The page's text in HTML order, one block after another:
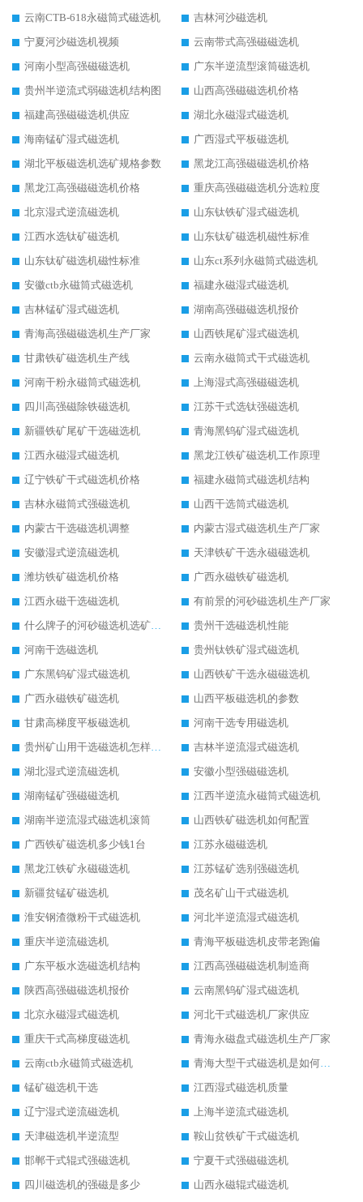
云南CTB-618永磁筒式磁选机
吉林河沙磁选机
宁夏河沙磁选机视频
云南带式高强磁磁选机
河南小型高强磁磁选机
广东半逆流型滚筒磁选机
贵州半逆流式弱磁选机结构图
山西高强磁磁选机价格
福建高强磁磁选机供应
湖北永磁湿式磁选机
海南锰矿湿式磁选机
广西湿式平板磁选机
湖北平板磁选机选矿规格参数
黑龙江高强磁磁选机价格
黑龙江高强磁磁选机价格
重庆高强磁磁选机分选粒度
北京湿式逆流磁选机
山东钛铁矿湿式磁选机
江西水选钛矿磁选机
山东钛矿磁选机磁性标准
山东钛矿磁选机磁性标准
山东ct系列永磁筒式磁选机
安徽ctb永磁筒式磁选机
福建永磁湿式磁选机
吉林锰矿湿式磁选机
湖南高强磁磁选机报价
青海高强磁磁选机生产厂家
山西铁尾矿湿式磁选机
甘肃铁矿磁选机生产线
云南永磁筒式干式磁选机
河南干粉永磁筒式磁选机
上海湿式高强磁磁选机
四川高强磁除铁磁选机
江苏干式选钛强磁选机
新疆铁矿尾矿干选磁选机
青海黑钨矿湿式磁选机
江西永磁湿式磁选机
黑龙江铁矿磁选机工作原理
辽宁铁矿干式磁选机价格
福建永磁筒式磁选机结构
吉林永磁筒式强磁选机
山西干选筒式磁选机
内蒙古干选磁选机调整
内蒙古湿式磁选机生产厂家
安徽湿式逆流磁选机
天津铁矿干选永磁磁选机
潍坊铁矿磁选机价格
广西永磁铁矿磁选机
江西永磁干选磁选机
有前景的河砂磁选机生产厂家
什么牌子的河砂磁选机选矿效果好
贵州干选磁选机性能
河南干选磁选机
贵州钛铁矿湿式磁选机
广东黑钨矿湿式磁选机
山西铁矿干选永磁磁选机
广西永磁铁矿磁选机
山西平板磁选机的参数
甘肃高梯度平板磁选机
河南干选专用磁选机
贵州矿山用干选磁选机怎样调磁
吉林半逆流湿式磁选机
湖北湿式逆流磁选机
安徽小型强磁磁选机
湖南锰矿强磁磁选机
江西半逆流永磁筒式磁选机
湖南半逆流湿式磁选机滚筒
山西铁矿磁选机如何配置
广西铁矿磁选机多少钱1台
江苏永磁磁选机
黑龙江铁矿永磁磁选机
江苏锰矿选别强磁选机
新疆贫锰矿磁选机
茂名矿山干式磁选机
淮安钢渣微粉干式磁选机
河北半逆流湿式磁选机
重庆半逆流磁选机
青海平板磁选机皮带老跑偏
广东平板水选磁选机结构
江西高强磁磁选机制造商
陕西高强磁磁选机报价
云南黑钨矿湿式磁选机
北京永磁湿式磁选机
河北干式磁选机厂家供应
重庆干式高梯度磁选机
青海永磁盘式磁选机生产厂家
云南ctb永磁筒式磁选机
青海大型干式磁选机是如何选矿的
锰矿磁选机干选
江西湿式磁选机质量
辽宁湿式逆流磁选机
上海半逆流式磁选机
天津磁选机半逆流型
鞍山贫铁矿干式磁选机
邯郸干式辊式强磁选机
宁夏干式强磁磁选机
四川磁选机的强磁是多少
山西永磁辊式磁选机